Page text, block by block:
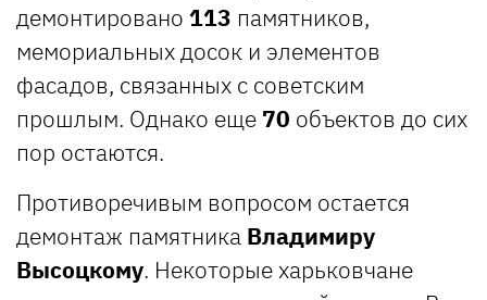
демонтировано 113 памятников,
мемориальных досок и элементов
фасадов, связанных с советским
прошлым. Однако еще 70 объектов до сих
пор остаются.
Противоречивым вопросом остается
демонтаж памятника Владимиру
Высоцкому. Некоторые харьковчане